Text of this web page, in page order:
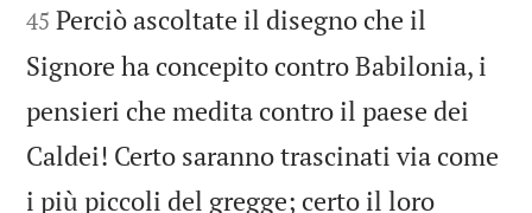
45 Perciò ascoltate il disegno che il
Signore ha concepito contro Babilonia, i
pensieri che medita contro il paese dei
Caldei! Certo saranno trascinati via come
i più piccoli del gregge; certo il loro